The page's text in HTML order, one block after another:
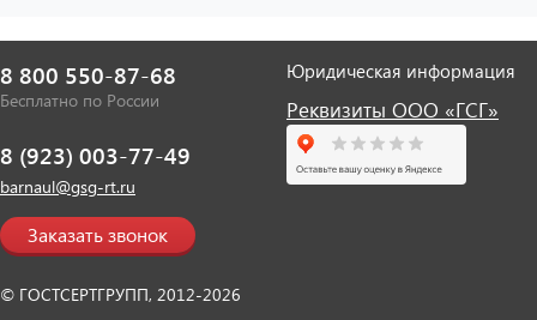
8 800 550-87-68
Бесплатно по России
8 (923) 003-77-49
barnaul@gsg-rt.ru
Заказать звонок
© ГОСТСЕРТГРУПП, 2012-2026
Юридическая информация
Реквизиты ООО «ГСГ»